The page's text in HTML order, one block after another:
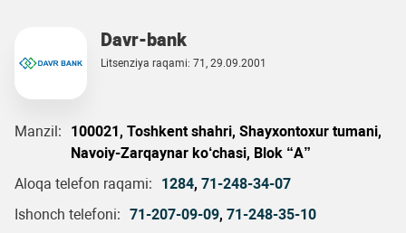
Davr-bank
Litsenziya raqami: 71, 29.09.2001
Manzil:
100021, Toshkent shahri, Shayxontoxur tumani,
Navoiy-Zarqaynar ko‘chasi, Blok “A”
Aloqa telefon raqami:
1284, 71-248-34-07
Ishonch telefoni: 71-207-09-09, 71-248-35-10